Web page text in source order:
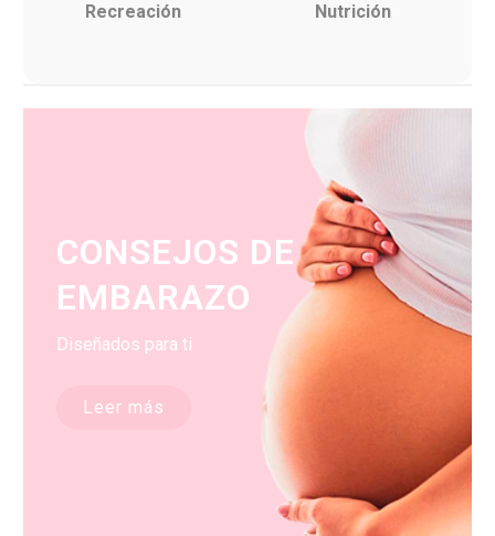
Recreación Nutrición
CONSEJOS DE
EMBARAZO
Diseñados para ti
Leer más